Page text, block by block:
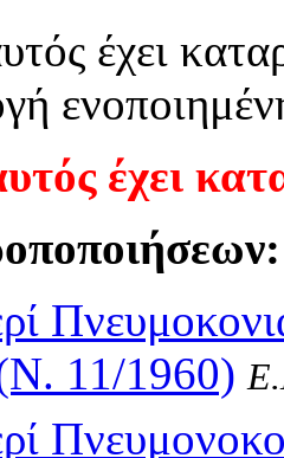
έχει
έχει
11/1960)